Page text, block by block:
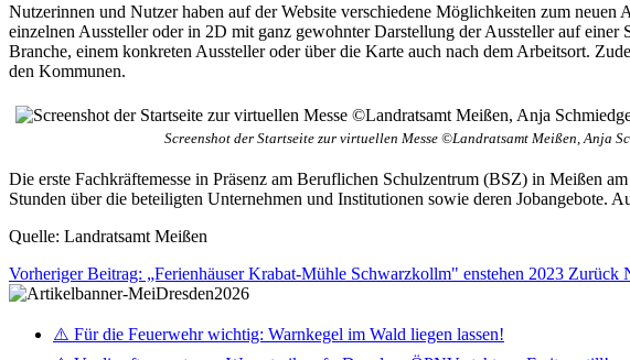
Nutzerinnen und Nutzer haben auf der Website verschiedene Möglichkeiten zum
einzelnen Aussteller oder in 2D mit ganz gewohnter Darstellung der Aussteller auf
Branche, einem konkreten Aussteller oder über die Karte auch nach dem Arbeitsort.
den Kommunen.
Screenshot der Startseite zur virtuellen Messe ©Landratsamt Meißen, Anja
Die erste Fachkräftemesse in Präsenz am Beruflichen Schulzentrum (BSZ) in Meißen
Stunden über die beteiligten Unternehmen und Institutionen sowie deren Jobangebote.
Quelle: Landratsamt Meißen
Vorheriger Beitrag: „Ferienhäuser Krabat-Mühle Schwarzkollm" enstehen 2023 Zurück
⚠️ Für die Feuerwehr wichtig: Warnkegel im Wald liegen lassen!